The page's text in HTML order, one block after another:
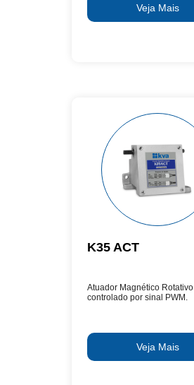
Veja Mais
K35 ACT
Atuador Magnético Rotativo
controlado por sinal PWM.
Veja Mais